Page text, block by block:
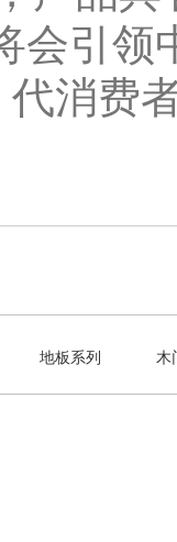
会引
代消费
地板系列 木